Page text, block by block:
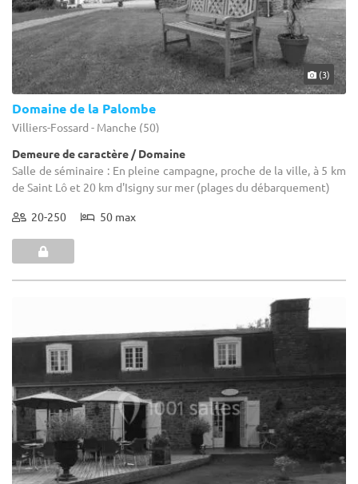
(3)
Domaine de la Palombe
Villiers-Fossard - Manche (50)
Demeure de caractère / Domaine
Salle de séminaire : En pleine campagne, proche de la ville, à 5 km
de Saint Lô et 20 km d'Isigny sur mer (plages du débarquement)
20-250 50 max